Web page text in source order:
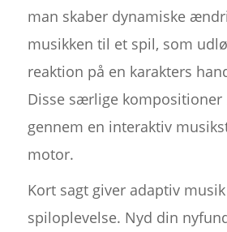
man skaber dynamiske
musikken til et spil, som
reaktion på en karakters
Disse særlige kompositioner
gennem en interaktiv
motor.
Kort sagt giver adaptiv
spiloplevelse. Nyd din